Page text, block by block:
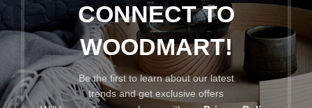
CONNECT TO
WOODMART!
Be the first to learn about our latest
trends and get exclusive offers